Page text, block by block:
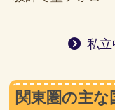
私立
関東圏の主